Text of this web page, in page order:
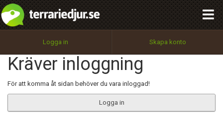
Logga in Skapa konto
Kräver inloggning
För att komma åt sidan behöver du vara inloggad!
Logga in
Utför
100%
OK
integritetspolicy
Namn:
Epost:
Begär nytt lösenord
Tillbaka till förstasidan